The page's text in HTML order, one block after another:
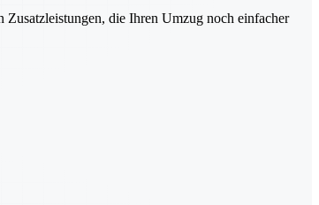
die Ihren Umzug noch einfacher